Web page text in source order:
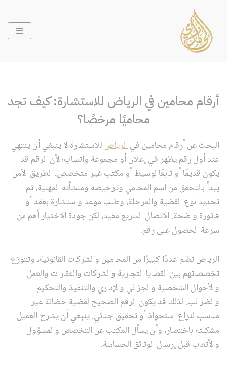
تخطى
إلى
المحتوى
أرقام محامين في الرياض للاستشارة: كيف تجد
محاميًا مرخصًا؟
البحث عن أرقام محامين فيالرياض للاستشارة لا ينبغي أن ينتهي
عند أول رقم يظهر في إعلان أو مجموعة واتساب؛ لأن الرقم قد
يكون قديمًا أو تابعًا لوسيط أو مكتب غير متخصص. الطريق الآمن
يبدأ بالتحقق من اسم المحامي وترخيصه ومنشأته المهنية، ثم
تحديد نوع القضية والمرحلة، وطلب موعد واستشارة بعقد أو
فاتورة واضحة. الاتصال السريع مفيد، لكن جودة الاختيار أهم من
سرعة الحصول على رقم.
الرياض تضم عددًا كبيرًا من المحامين والشركات القانونية، وتتوزع
تخصصاتهم بين القضايا التجارية والشركات والعقارات والعمل
والأحوال الشخصية والجزائي والإداري والتنفيذ والتحكيم
والضرائب. لذلك قد يكون الرقم الصحيح لقضية حضانة غير
مناسب لنزاع استحواذ أو تحقيق جنائي. ينبغي أن يشرح العميل
مشكلته باختصار، وأن يسأل المكتب عن التخصص والمسؤول
والأتعاب قبل إرسال الوثائق الحساسة.